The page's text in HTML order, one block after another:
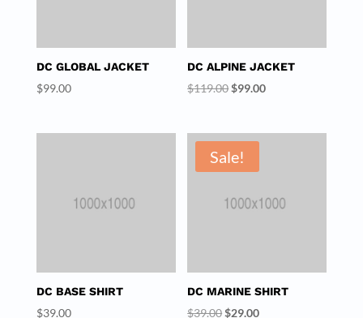
DC GLOBAL JACKET
$99.00
DC ALPINE JACKET
$119.00Original
was:
$119.00.
$99.00Current
is:
DC BASE SHIRT
$39.00
Sale!
DC MARINE SHIRT
$39.00 Original
$29.00Current